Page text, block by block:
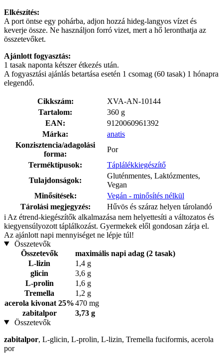
Elkészítés:
A port öntse egy pohárba, adjon hozzá hideg-langyos vízet és
keverje össze. Ne használjon forró vizet, mert a hő leronthatja az
összetevőket.
Ajánlott fogyasztás:
1 tasak naponta kétszer étkezés után.
A fogyasztási ajánlás betartása esetén 1 csomag (60 tasak) 1 hónapra
elegendő.
Cikkszám:
XVA-AN-10144
Tartalom:
360 g
EAN:
9120060961392
Márka:
anatis
Konzisztencia/adagolási
forma:
Por
Terméktípusok:
Táplálékkiegészítő
Tulajdonságok:
Gluténmentes, Laktózmentes,
Vegan
Minősítések:
Vegán - minősítés nélkül
Tárolási megjegyzés:
Hűvös és száraz helyen tárolandó
i Az étrend-kiegészítők alkalmazása nem helyettesíti a változatos és
kiegyensúlyozott táplálkozást. Gyermekek elől gondosan zárja el.
Az ajánlott napi mennyiséget ne lépje túl!
Összetevők
Összetevők
maximális napi adag (2 tasak)
L-lizin
1,4 g
glicin
3,6 g
L-prolin
1,6 g
Tremella
1,2 g
acerola kivonat 25%470 mg
zabitalpor
3,73 g
Összetevők
zabitalpor, L-glicin, L-prolin, L-lizin, Tremella fuciformis, acerola
por